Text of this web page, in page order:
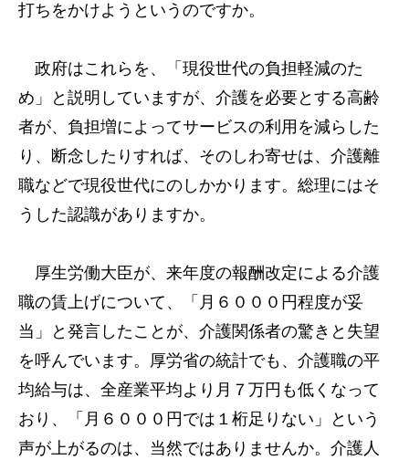
打ちをかけようというのですか。
政府はこれらを、「現役世代の負担軽減のた
め」と説明していますが、介護を必要とする高齢
者が、負担増によってサービスの利用を減らした
り、断念したりすれば、そのしわ寄せは、介護離
職などで現役世代にのしかかります。総理にはそ
うした認識がありますか。
厚生労働大臣が、来年度の報酬改定による介護
職の賃上げについて、「月６０００円程度が妥
当」と発言したことが、介護関係者の驚きと失望
を呼んでいます。厚労省の統計でも、介護職の平
均給与は、全産業平均より月７万円も低くなって
おり、「月６０００円では１桁足りない」という
声が上がるのは、当然ではありませんか。介護人